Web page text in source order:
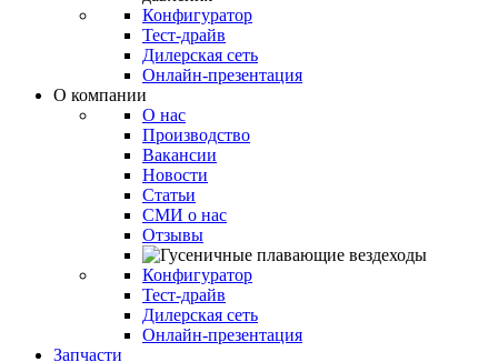
Конфигуратор
Тест-драйв
Дилерская сеть
Онлайн-презентация
О компании
О нас
Производство
Вакансии
Новости
Статьи
СМИ о нас
Отзывы
Конфигуратор
Тест-драйв
Дилерская сеть
Онлайн-презентация
Запчасти